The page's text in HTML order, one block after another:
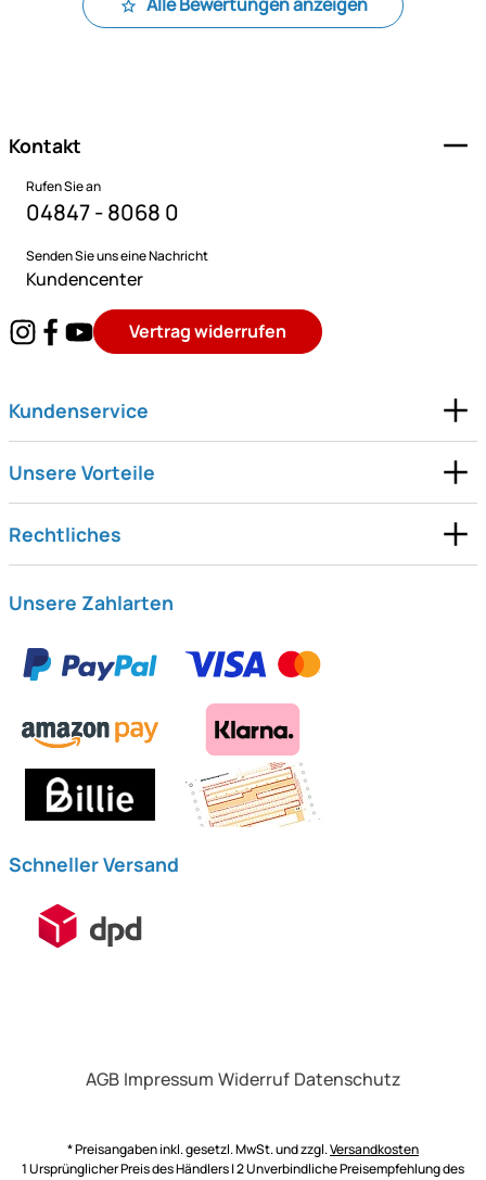
Kontakt
Rufen Sie an
04847 - 8068 0
Senden Sie uns eine Nachricht
Kundencenter
Vertrag widerrufen
Kundenservice
Unsere Vorteile
Rechtliches
Unsere Zahlarten
Schneller Versand
AGB Impressum Widerruf Datenschutz
* Preisangaben inkl. gesetzl. MwSt. und zzgl.Versandkosten
1 Ursprünglicher Preis des Händlers | 2 Unverbindliche Preisempfehlung des